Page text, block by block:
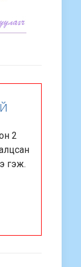
2
гэж.